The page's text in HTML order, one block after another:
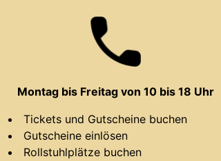
Montag bis Freitag von 10 bis 18 Uhr
Tickets und Gutscheine buchen
Gutscheine einlösen
Rollstuhlplätze buchen